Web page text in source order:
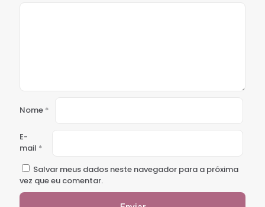
Nome *
E-
mail *
Salvar meus dados neste navegador para a próxima
vez que eu comentar.